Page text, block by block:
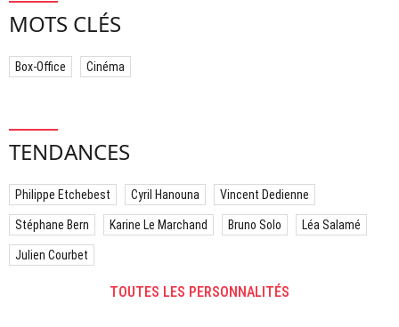
MOTS CLÉS
Box-Office Cinéma
TENDANCES
Philippe Etchebest Cyril Hanouna Vincent Dedienne
Stéphane Bern Karine Le Marchand Bruno Solo Léa Salamé
Julien Courbet
TOUTES LES PERSONNALITÉS